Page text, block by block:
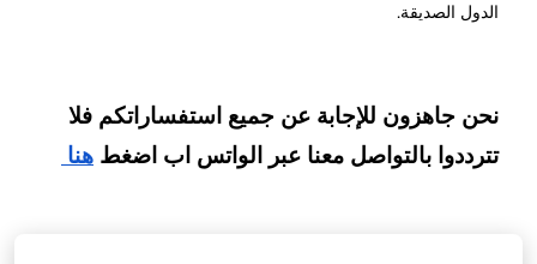
الدول الصديقة.
تترددوا بالتواصل معنا عبر الواتس اب اضغط هنا